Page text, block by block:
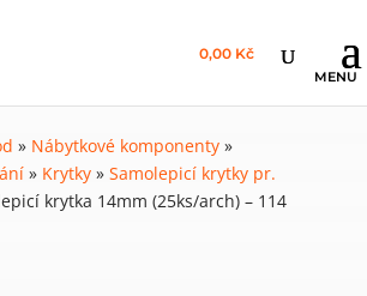
0,00 Kč
» Nábytkové komponenty»
» Krytky» Samolepicí krytky pr.
krytka 14mm (25ks/arch) – 114